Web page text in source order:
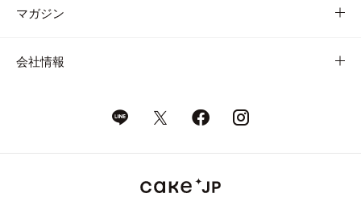
マガジン
会社情報